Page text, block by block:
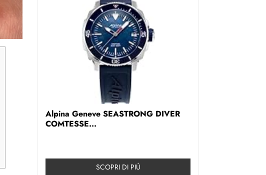
Alpina Geneve SEASTRONG DIVER
COMTESSE...
SCOPRI DI PIÚ